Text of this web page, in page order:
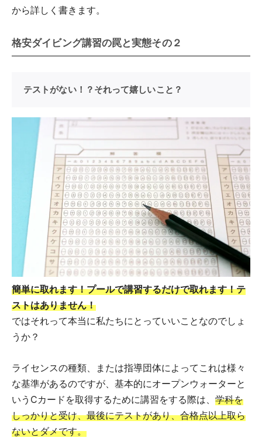
から詳しく書きます。
格安ダイビング講習の罠と実態その２
テストがない！？それって嬉しいこと？
簡単に取れます！プールで講習するだけで取れます！テ
ストはありません！
ではそれって本当に私たちにとっていいことなのでしょ
うか？
ライセンスの種類、または指導団体によってこれは様々
な基準があるのですが、基本的にオープンウォーターと
いうCカードを取得するために講習をする際は、 学科を
しっかりと受け、最後にテストがあり、合格点以上取ら
ないとダメです。